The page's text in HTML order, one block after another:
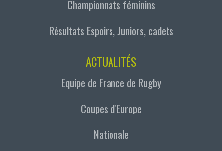
Championnats féminins
Résultats Espoirs, Juniors, cadets
ACTUALITÉS
Equipe de France de Rugby
Coupes d'Europe
Nationale